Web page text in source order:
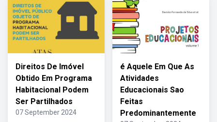
Direitos De Imóvel
Obtido Em Programa
Habitacional Podem
Ser Partilhados
07 September 2024
é Aquele Em Que As
Atividades
Educacionais Sao
Feitas
Predominantemente